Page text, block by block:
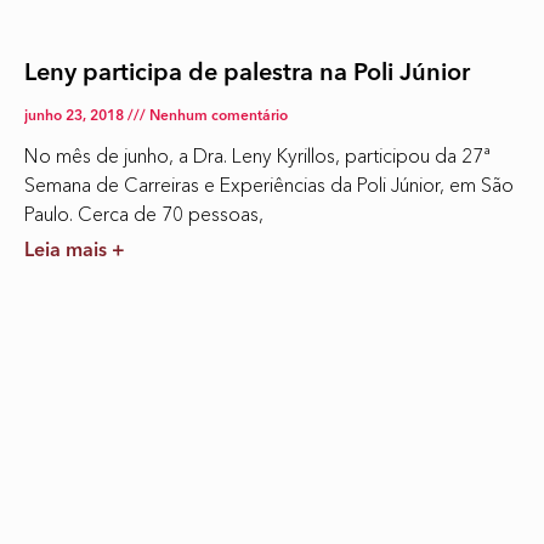
Leny participa de palestra na Poli Júnior
junho 23, 2018 Nenhum comentário
No mês de junho, a Dra. Leny Kyrillos, participou da 27ª
Semana de Carreiras e Experiências da Poli Júnior, em São
Paulo. Cerca de 70 pessoas,
Leia mais +